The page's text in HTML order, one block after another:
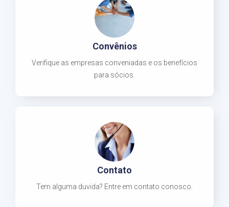
Convênios
Verifique as empresas conveniadas e os benefícios
para sócios.
Contato
Tem alguma duvida? Entre em contato conosco.